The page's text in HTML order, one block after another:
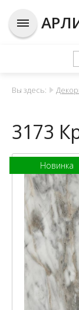
Вы здесь:
3173
Новинка